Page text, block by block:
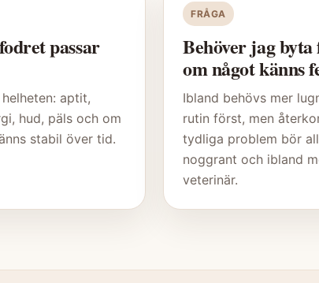
passar
aptit,
hud, päls och om
stabil över tid.
FRÅGA
Behöver jag
om något känns
Ibland behövs mer
rutin först, men
tydliga problem bör
noggrant och ibland
veterinär.